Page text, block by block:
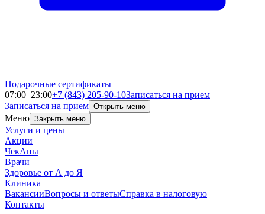
Подарочные сертификаты
07:00–23:00+7 (843) 205-90-10Записаться на прием
Записаться на прием Открыть меню
Меню Закрыть меню
Услуги и цены
Акции
ЧекАпы
Врачи
Здоровье от А до Я
Клиника
ВакансииВопросы и ответыСправка в налоговую
Контакты